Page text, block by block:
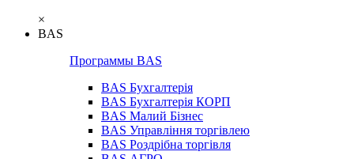
×
BAS
Программы BAS
BAS Бухгалтерія
BAS Бухгалтерія КОРП
BAS Малий Бізнес
BAS Управління торгівлею
BAS Роздрібна торгівля